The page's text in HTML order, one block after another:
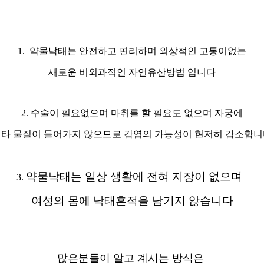
1. 약물낙태는 안전하고 편리하며 외상적인 고통이없는
새로운 비외과적인 자연유산방법 입니다
2. 수술이 필요없으며 마취를 할 필요도 없으며 자궁에
물질이 들어가지 않으므로 감염의 가능성이 현저히 감소합
3. 약물낙태는 일상 생활에 전혀 지장이
없으며
여성의 몸에 낙태흔적을 남기지 않습니다
많은분들이 알고 계시는 방식은